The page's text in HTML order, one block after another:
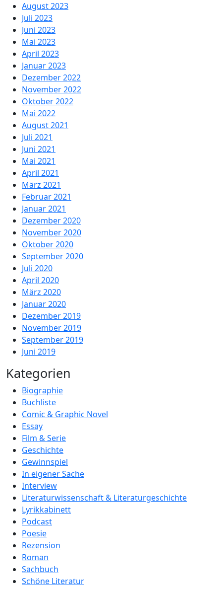
August 2023
Juli 2023
Juni 2023
Mai 2023
April 2023
Januar 2023
Dezember 2022
November 2022
Oktober 2022
Mai 2022
August 2021
Juli 2021
Juni 2021
Mai 2021
April 2021
März 2021
Februar 2021
Januar 2021
Dezember 2020
November 2020
Oktober 2020
September 2020
Juli 2020
April 2020
März 2020
Januar 2020
Dezember 2019
November 2019
September 2019
Juni 2019
Kategorien
Biographie
Buchliste
Comic & Graphic Novel
Essay
Film & Serie
Geschichte
Gewinnspiel
In eigener Sache
Interview
Literaturwissenschaft & Literaturgeschichte
Lyrikkabinett
Podcast
Poesie
Rezension
Roman
Sachbuch
Schöne Literatur